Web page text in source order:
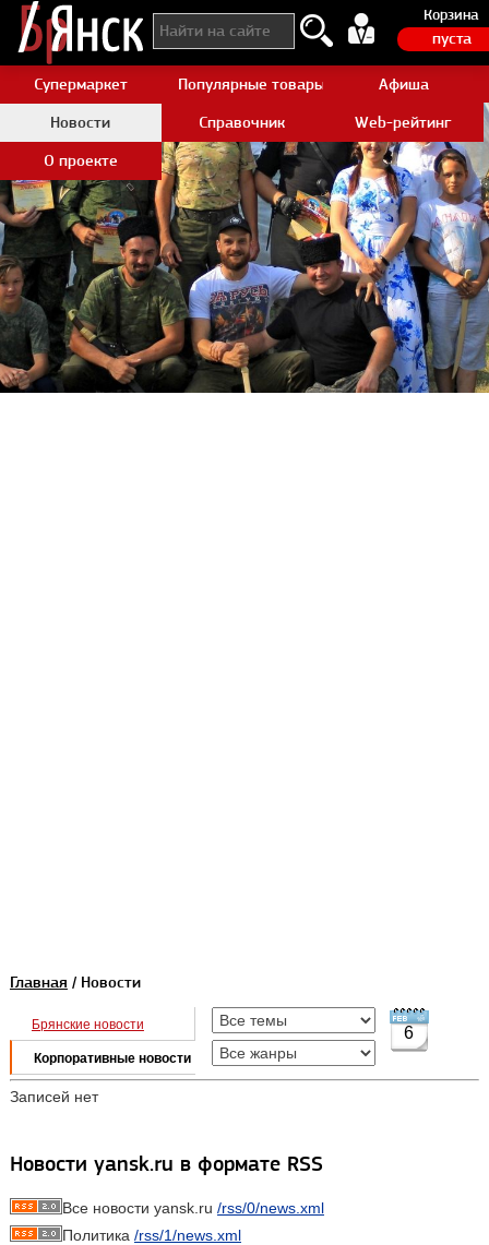
Корзина
пуста
Супермаркет Популярные товары AliexpressАфиша
Новости
Справочник
Web-рейтинг
О проекте
Главная / Новости
Брянские новости
Корпоративные новости
6
Записей нет
Новости yansk.ru в формате RSS
Все новости yansk.ru /rss/0/news.xml
Политика /rss/1/news.xml